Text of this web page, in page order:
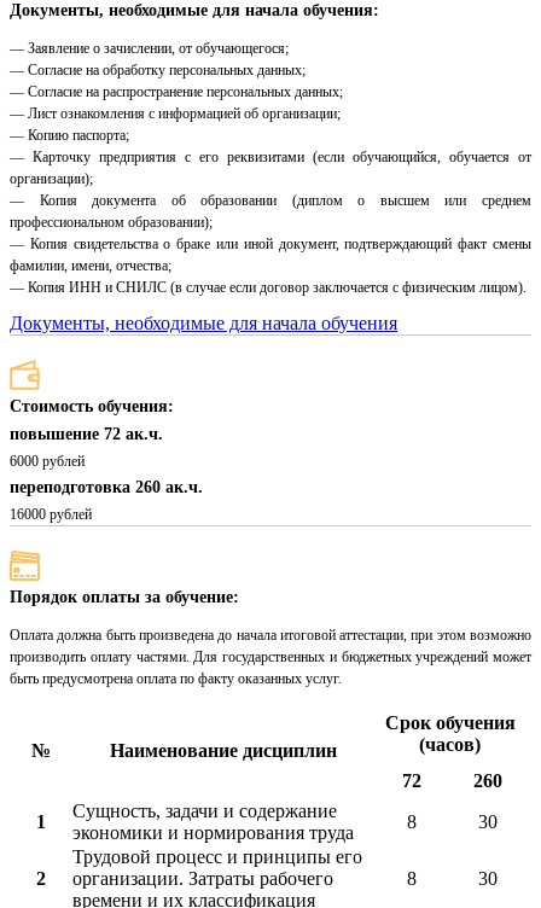
Документы, необходимые для начала обучения:
— Заявление о зачислении, от обучающегося;
— Согласие на обработку персональных данных;
— Согласие на распространение персональных данных;
— Лист ознакомления с информацией об организации;
— Копию паспорта;
— Карточку предприятия с его реквизитами (если обучающийся, обучается от
организации);
— Копия документа об образовании (диплом о высшем или среднем
профессиональном образовании);
— Копия свидетельства о браке или иной документ, подтверждающий факт смены
фамилии, имени, отчества;
— Копия ИНН и СНИЛС (в случае если договор заключается с физическим лицом).
Документы, необходимые для начала обучения
Стоимость обучения:
повышение 72 ак.ч.
6000 рублей
переподготовка 260 ак.ч.
16000 рублей
Порядок оплаты за обучение:
Оплата должна быть произведена до начала итоговой аттестации, при этом возможно
производить оплату частями. Для государственных и бюджетных учреждений может
быть предусмотрена оплата по факту оказанных услуг.
№ Наименование дисциплин
Срок обучения
(часов)
72
260
1
Сущность, задачи и содержание
экономики и нормирования труда
8 30
2
Трудовой процесс и принципы его
организации. Затраты рабочего
времени и их классификация
8 30